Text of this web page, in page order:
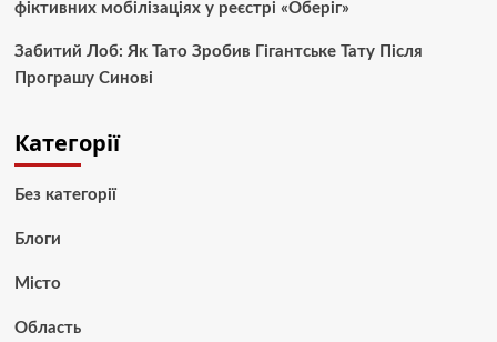
фіктивних мобілізаціях у реєстрі «Оберіг»
Забитий Лоб: Як Тато Зробив Гігантське Тату Після
Програшу Синові
Категорії
Без категорії
Блоги
Місто
Область